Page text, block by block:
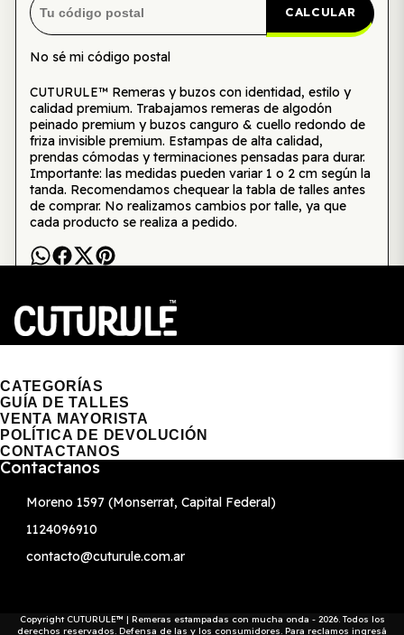
CALCULAR
No sé mi código postal
CUTURULE™ Remeras y buzos con identidad, estilo y
calidad premium. Trabajamos remeras de algodón
peinado premium y buzos canguro & cuello redondo de
friza invisible premium. Estampas de alta calidad,
prendas cómodas y terminaciones pensadas para durar.
Importante: las medidas pueden variar 1 o 2 cm según la
tanda. Recomendamos chequear la tabla de talles antes
de comprar. No realizamos cambios por talle, ya que
cada producto se realiza a pedido.
CATEGORÍAS
GUÍA DE TALLES
VENTA MAYORISTA
POLÍTICA DE DEVOLUCIÓN
CONTACTANOS
Contactanos
Moreno 1597 (Monserrat, Capital Federal)
1124096910
contacto@cuturule.com.ar
Copyright CUTURULE™ | Remeras estampadas con mucha onda - 2026. Todos los
derechos reservados. Defensa de las y los consumidores. Para reclamos ingresá